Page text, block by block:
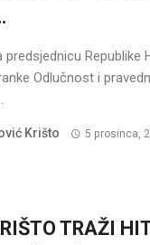
predsjednicu Republike
Odlučnost i
Krišto 5 prosinca,
TRAŽI